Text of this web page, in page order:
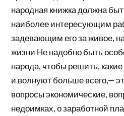
народная книжка должна
наиболее интересующим
задевающим его за живое,
жизни Не надобно быть
народа, чтобы решить,
и волнуют больше всего,—
вопросы экономические,
недоимках, о заработной